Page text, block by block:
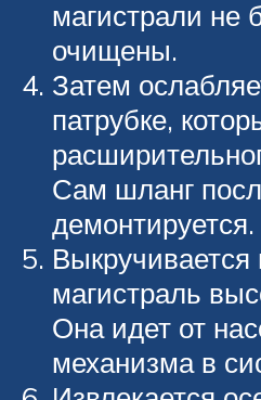
магистрали не
очищены.
Затем
патрубке,
Сам шланг
демонтируется.
магистраль
Она идет от
механизма в